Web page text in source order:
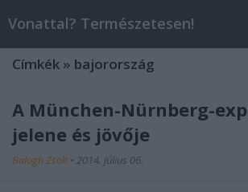
Vonattal? Természetesen!
Címkék » bajorország
A München-Nürnberg-
jelene és jövője
Balogh Zsolt • 2014. július 06.